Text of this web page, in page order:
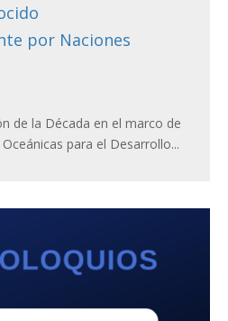
por Naciones
de la Década en el marco de
para el Desarrollo...